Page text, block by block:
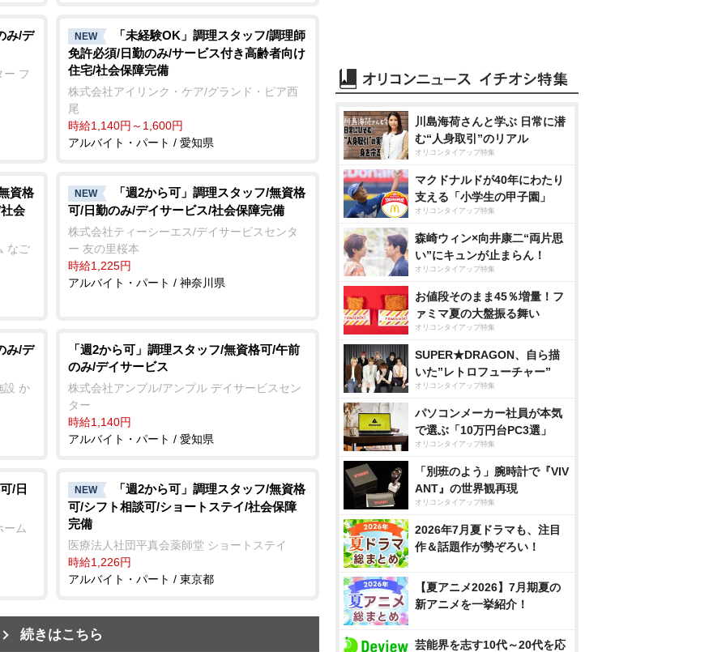
み/デ
ー フ
NEW
「未経験OK」調理スタッフ/調理師
免許必須/日勤のみ/サービス付き高齢者向け
住宅/社会保障完備
株式会社アイリンク・ケア/グランド・ピア西
尾
時給1,140円～1,600円
アルバイト・パート / 愛知県
資格
会
なご
NEW
「週2から可」調理スタッフ/無資格
可/日勤のみ/デイサービス/社会保障完備
株式会社ティーシーエス/デイサービスセンタ
ー 友の里桜本
時給1,225円
アルバイト・パート / 神奈川県
み/デ
設 か
「週2から可」調理スタッフ/無資格可/午前
のみ/デイサービス
株式会社アンプル/アンプル デイサービスセン
ター
時給1,140円
アルバイト・パート / 愛知県
/日
ーム
NEW
「週2から可」調理スタッフ/無資格
可/シフト相談可/ショートステイ/社会保障
完備
医療法人社団平真会薬師堂 ショートステイ
時給1,226円
アルバイト・パート / 東京都
続きはこちら
川島海荷さんと学ぶ 日常に潜
む“人身取引”のリアル
オリコンタイアップ特集
マクドナルドが40年にわたり
支える「小学生の甲子園」
オリコンタイアップ特集
森崎ウィン×向井康二“両片思
い”にキュンが止まらん！
オリコンタイアップ特集
お値段そのまま45％増量！フ
ァミマ夏の大盤振る舞い
オリコンタイアップ特集
SUPER★DRAGON、自ら描
いた”レトロフューチャー”
オリコンタイアップ特集
パソコンメーカー社員が本気
で選ぶ「10万円台PC3選」
オリコンタイアップ特集
「別班のよう」腕時計で『VIV
ANT』の世界観再現
オリコンタイアップ特集
2026年7月夏ドラマも、注目
作＆話題作が勢ぞろい！
【夏アニメ2026】7月期夏の
新アニメを一挙紹介！
芸能界を志す10代～20代を応